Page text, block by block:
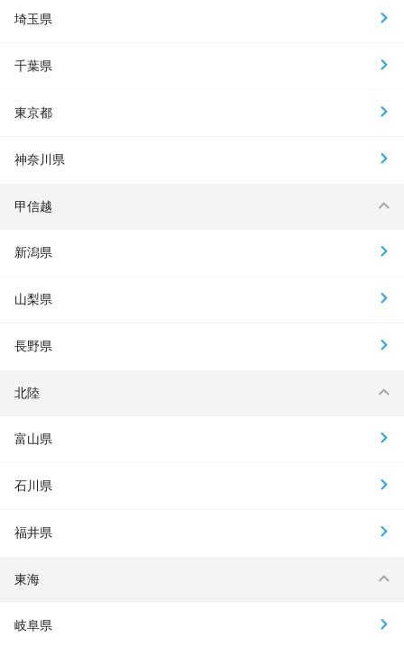
埼玉県
千葉県
東京都
神奈川県
甲信越
新潟県
山梨県
長野県
北陸
富山県
石川県
福井県
東海
岐阜県